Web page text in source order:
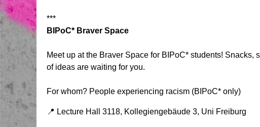
***
BIPoC* Braver Space
Meet up at the Braver Space for BIPoC* students!
of ideas are waiting for you.
For whom? People experiencing racism (BIPoC* only)
📍 Lecture Hall 3118, Kollegiengebäude 3, Uni Freiburg